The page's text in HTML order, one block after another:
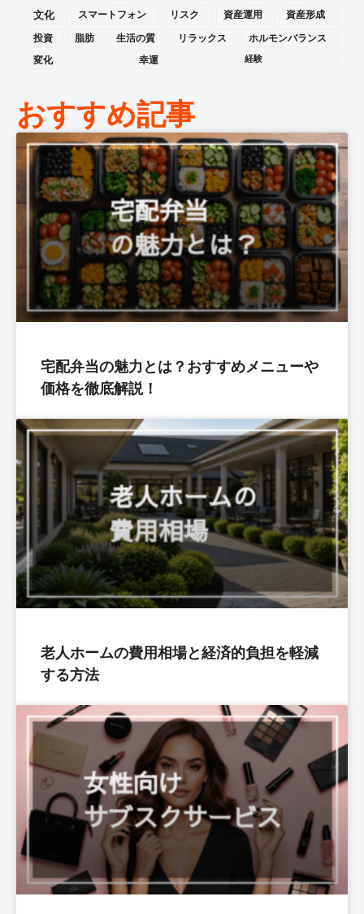
文化
スマートフォン リスク 資産運用
資産形成
投資
脂肪 生活の質 リラックス
ホルモンバランス
変化
幸運 経験
おすすめ記事
宅配弁当の魅力とは？おすすめメニューや
価格を徹底解説！
老人ホームの費用相場と経済的負担を軽減
する方法